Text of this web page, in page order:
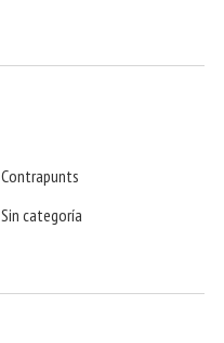
Contrapunts
Sin categoría